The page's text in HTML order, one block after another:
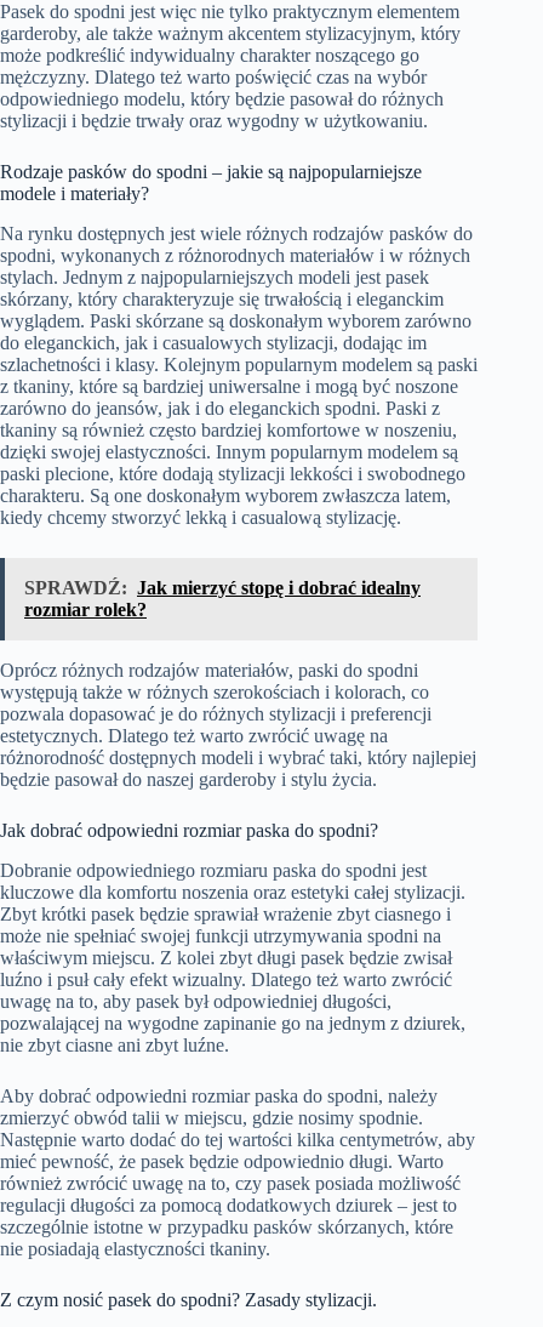
Pasek do spodni jest więc nie tylko praktycznym elementem
garderoby, ale także ważnym akcentem stylizacyjnym, który
może podkreślić indywidualny charakter noszącego go
mężczyzny. Dlatego też warto poświęcić czas na wybór
odpowiedniego modelu, który będzie pasował do różnych
stylizacji i będzie trwały oraz wygodny w użytkowaniu.
Rodzaje pasków do spodni – jakie są najpopularniejsze
modele i materiały?
Na rynku dostępnych jest wiele różnych rodzajów pasków do
spodni, wykonanych z różnorodnych materiałów i w różnych
stylach. Jednym z najpopularniejszych modeli jest pasek
skórzany, który charakteryzuje się trwałością i eleganckim
wyglądem. Paski skórzane są doskonałym wyborem zarówno
do eleganckich, jak i casualowych stylizacji, dodając im
szlachetności i klasy. Kolejnym popularnym modelem są paski
z tkaniny, które są bardziej uniwersalne i mogą być noszone
zarówno do jeansów, jak i do eleganckich spodni. Paski z
tkaniny są również często bardziej komfortowe w noszeniu,
dzięki swojej elastyczności. Innym popularnym modelem są
paski plecione, które dodają stylizacji lekkości i swobodnego
charakteru. Są one doskonałym wyborem zwłaszcza latem,
kiedy chcemy stworzyć lekką i casualową stylizację.
SPRAWDŹ: Jak mierzyć stopę i dobrać idealny
rozmiar rolek?
Oprócz różnych rodzajów materiałów, paski do spodni
występują także w różnych szerokościach i kolorach, co
pozwala dopasować je do różnych stylizacji i preferencji
estetycznych. Dlatego też warto zwrócić uwagę na
różnorodność dostępnych modeli i wybrać taki, który najlepiej
będzie pasował do naszej garderoby i stylu życia.
Jak dobrać odpowiedni rozmiar paska do spodni?
Dobranie odpowiedniego rozmiaru paska do spodni jest
kluczowe dla komfortu noszenia oraz estetyki całej stylizacji.
Zbyt krótki pasek będzie sprawiał wrażenie zbyt ciasnego i
może nie spełniać swojej funkcji utrzymywania spodni na
właściwym miejscu. Z kolei zbyt długi pasek będzie zwisał
luźno i psuł cały efekt wizualny. Dlatego też warto zwrócić
uwagę na to, aby pasek był odpowiedniej długości,
pozwalającej na wygodne zapinanie go na jednym z dziurek,
nie zbyt ciasne ani zbyt luźne.
Aby dobrać odpowiedni rozmiar paska do spodni, należy
zmierzyć obwód talii w miejscu, gdzie nosimy spodnie.
Następnie warto dodać do tej wartości kilka centymetrów, aby
mieć pewność, że pasek będzie odpowiednio długi. Warto
również zwrócić uwagę na to, czy pasek posiada możliwość
regulacji długości za pomocą dodatkowych dziurek – jest to
szczególnie istotne w przypadku pasków skórzanych, które
nie posiadają elastyczności tkaniny.
Z czym nosić pasek do spodni? Zasady stylizacji.